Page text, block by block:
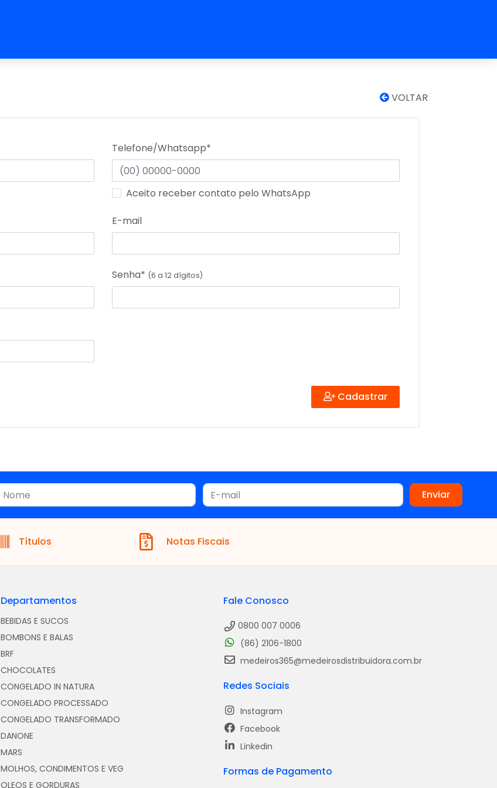
VOLTAR
Telefone/Whatsapp*
Aceito receber contato pelo WhatsApp
E-mail
Senha* (6 a 12 dígitos)
Cadastrar
Títulos Notas Fiscais
Departamentos
BEBIDAS E SUCOS
BOMBONS E BALAS
BRF
CHOCOLATES
CONGELADO IN NATURA
CONGELADO PROCESSADO
CONGELADO TRANSFORMADO
DANONE
MARS
MOLHOS, CONDIMENTOS E VEG
OLEOS E GORDURAS
Fale Conosco
0800 007 0006
(86) 2106-1800
medeiros365@medeirosdistribuidora.com.br
Redes Sociais
Instagram
Facebook
Linkedin
Formas de Pagamento